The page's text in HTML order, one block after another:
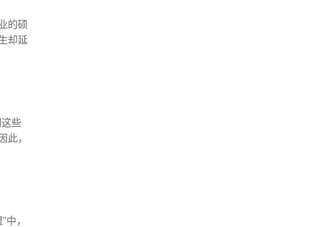
的硕
却延
些
此，
席吉
联盟
。
，